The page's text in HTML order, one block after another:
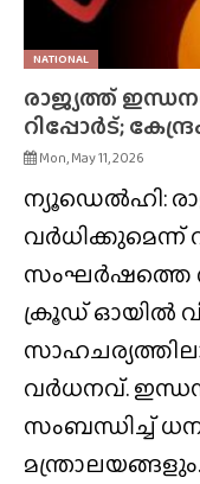
NATIONAL
രാജ്യത്ത്
റിപ്പോർട്;
Mon, May 11, 2026
ന്യൂഡെൽഹി:
വർധിക്കുമെന്ന്
സംഘർഷത്തെ
ക്രൂഡ് ഓയിൽ
വർധനവ്.
സംബന്ധിച്ച്